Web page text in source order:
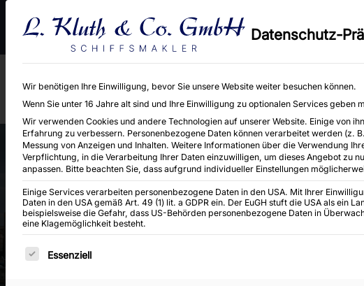
An- und Verkauf von Binnen-, Küsten- und Seeschiffen sowie Baggereigeräten
Neubaukontrahierungen.
Folio 17138
Datenschutz-
Wir benötigen Ihre Einwilligung, bevor Sie unsere Website weiter besuchen können.
Wenn Sie unter 16 Jahre alt sind und Ihre Einwilligung zu optionalen Services
Wir verwenden Cookies und andere Technologien auf unserer Website. Einige von
Erfahrung zu verbessern. Personenbezogene Daten können verarbeitet werden (z.
Messung von Anzeigen und Inhalten. Weitere Informationen über die Verwendung
Verpflichtung, in die Verarbeitung Ihrer Daten einzuwilligen, um dieses Angebot zu
anpassen. Bitte beachten Sie, dass aufgrund individueller Einstellungen
Einige Services verarbeiten personenbezogene Daten in den USA. Mit Ihrer
Daten in den USA gemäß Art. 49 (1) lit. a GDPR ein. Der EuGH stuft die USA als ein
beispielsweise die Gefahr, dass US-Behörden personenbezogene Daten in
eine Klagemöglichkeit besteht.
Es folgt eine Liste der Service-Gruppen, für die eine
Essenziell